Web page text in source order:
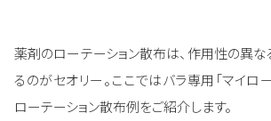
薬剤のローテーション散布は、作用性の異
るのがセオリー。ここではバラ専用「マイロ
ローテーション散布例をご紹介します。